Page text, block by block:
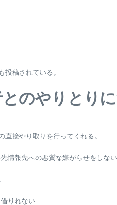
稿されている。
のやりとり
接やり取りを行ってくれる。
情報先への悪質な嫌がらせをしな
りれない